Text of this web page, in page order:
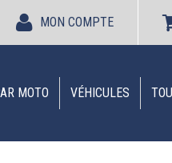
MON COMPTE
MOTO VÉHICULES